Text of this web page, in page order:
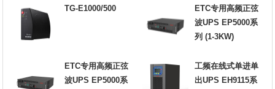
TG-E1000/500
ETC专用高频正弦
波UPS EP5000系
列 (1-3KW)
ETC专用高频正弦
波UPS EP5000系
工频在线式单进单
出UPS EH9115系